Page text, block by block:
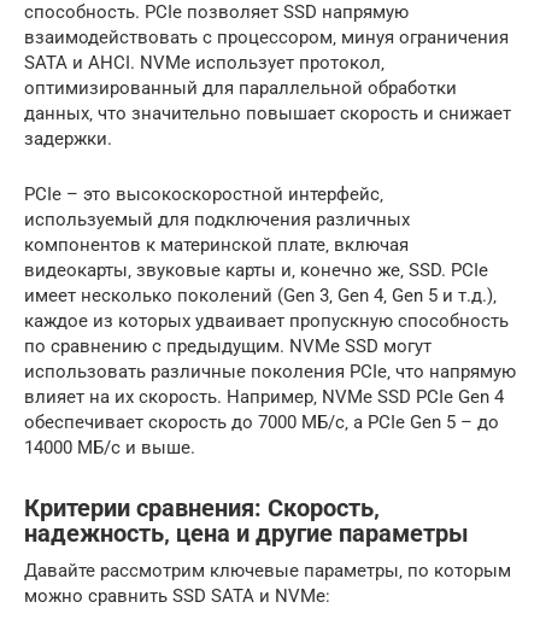
способность. PCIe позволяет SSD напрямую
взаимодействовать с процессором‚ минуя ограничения
SATA и AHCI. NVMe использует протокол‚
оптимизированный для параллельной обработки
данных‚ что значительно повышает скорость и снижает
задержки.
PCIe – это высокоскоростной интерфейс‚
используемый для подключения различных
компонентов к материнской плате‚ включая
видеокарты‚ звуковые карты и‚ конечно же‚ SSD. PCIe
имеет несколько поколений (Gen 3‚ Gen 4‚ Gen 5 и т.д.)‚
каждое из которых удваивает пропускную способность
по сравнению с предыдущим. NVMe SSD могут
использовать различные поколения PCIe‚ что напрямую
влияет на их скорость. Например‚ NVMe SSD PCIe Gen 4
обеспечивает скорость до 7000 МБ/с‚ а PCIe Gen 5 – до
14000 МБ/с и выше.
Критерии сравнения: Скорость‚
надежность‚ цена и другие параметры
Давайте рассмотрим ключевые параметры‚ по которым
можно сравнить SSD SATA и NVMe: